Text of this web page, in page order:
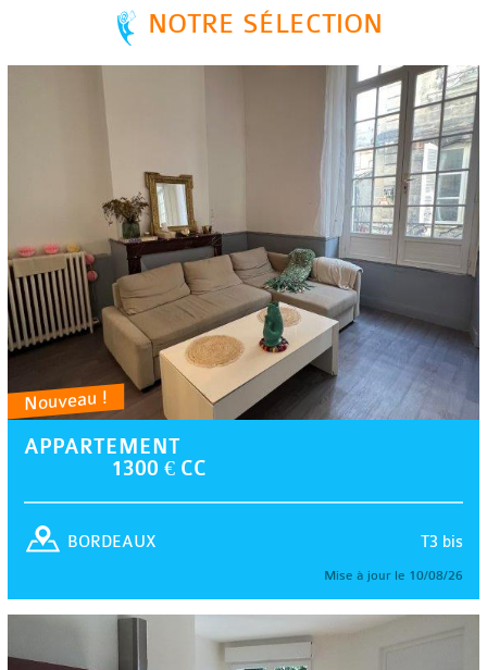
NOTRE SÉLECTION
Nouveau !
APPARTEMENT
1300 € CC
T3 bis
BORDEAUX
Mise à jour le 10/08/26